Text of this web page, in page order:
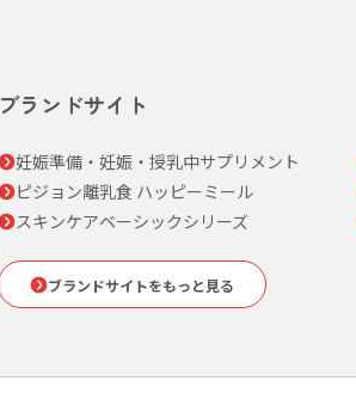
ブランドサイト
妊娠準備・妊娠・授乳中サプリメント
ピジョン離乳食 ハッピーミール
スキンケアベーシックシリーズ
ブランドサイトをもっと見る